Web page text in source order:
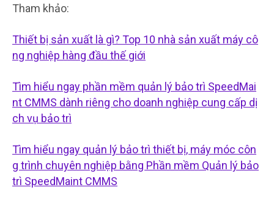
Tham khảo:
Thiết bị sản xuất là gì? Top 10 nhà sản xuất máy cô
ng nghiệp hàng đầu thế giới
Tìm hiểu ngay phần mềm quản lý bảo trì SpeedMai
nt CMMS dành riêng cho doanh nghiệp cung cấp dị
ch vụ bảo trì
Tìm hiểu ngay quản lý bảo trì thiết bị, máy móc côn
g trình chuyên nghiệp bằng Phần mềm Quản lý bảo
trì SpeedMaint CMMS